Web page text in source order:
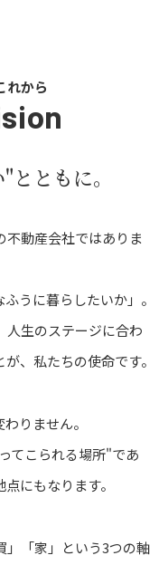
れから
ともに。
不動産会社ではありま
うに暮らしたいか」。
人生のステージに合わ
、私たちの使命です。
りません。
てこられる場所"であ
にもなります。
」「家」という3つの軸